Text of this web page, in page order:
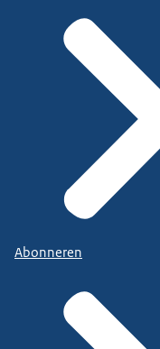
Abonneren